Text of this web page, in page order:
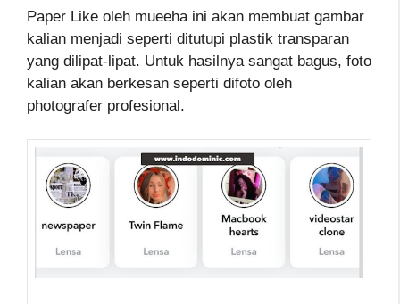
Paper Like oleh mueeha ini akan membuat gambar
kalian menjadi seperti ditutupi plastik transparan
yang dilipat-lipat. Untuk hasilnya sangat bagus, foto
kalian akan berkesan seperti difoto oleh
photografer profesional.